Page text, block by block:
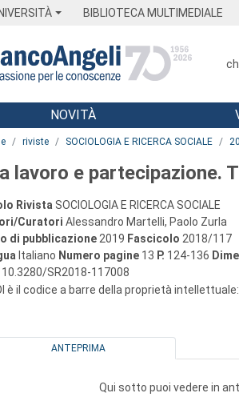
BIBLIOTECA MULTIMEDIALE
NOVITÀ
riviste SOCIOLOGIA E RICERCA SOCIALE
lavoro e partecipazione.
Rivista SOCIOLOGIA E RICERCA SOCIALE
Curatori Alessandro Martelli, Paolo Zurla
di pubblicazione 2019 Fascicolo 2018/117
Italiano Numero pagine 13 P. 124-136
10.3280/SR2018-117008
è il codice a barre della proprietà
ANTEPRIMA
Qui sotto puoi vedere in